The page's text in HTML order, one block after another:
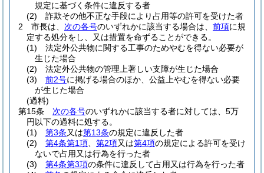
規定に基づく条件に違反する者
(2)
詐欺その他不正な手段により占用等の許可を受けた者
2
市長は、 次の各号のいずれかに該当する場合は、 前項に規
定する処分をし、又は措置を命ずることができる。
(1)
法定外公共物に関する工事のためやむを得ない必要が
生じた場合
(2)
法定外公共物の管理上著しい支障が生じた場合
(3)
前2号に掲げる場合のほか、公益上やむを得ない必要
が生じた場合
(過料)
第15条
次の各号のいずれかに該当する者に対しては、5万
円以下の過料に処する。
(1)
第3条又は第13条の規定に違反した者
(2)
第4条第1項 第2項又は第4項の規定による許可を受け
ないで占用又は行為を行った者
(3)
第4条第3項の条件に違反して占用又は行為を行った者